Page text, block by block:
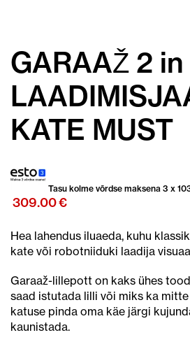
GARAAŽ 2 in
KATE MUST
Tasu kolme võrdse maksena 3 x
309.00€
Hea lahendus iluaeda, kuhu
kate või robotniiduki laadija
Garaaž-lillepott on kaks ühes
saad istutada lilli või miks ka
katuse pinda oma käe järgi
kaunistada.